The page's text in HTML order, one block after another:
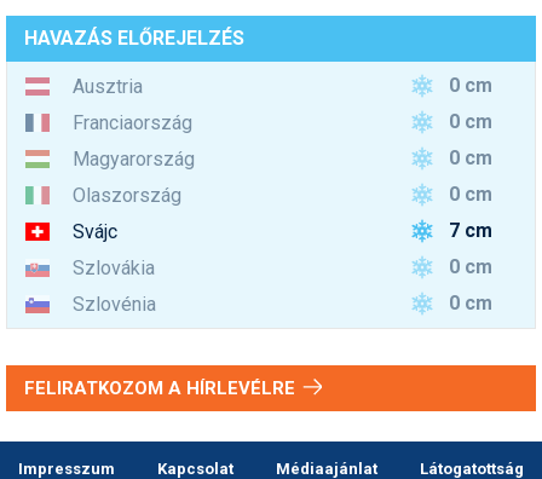
HAVAZÁS ELŐREJELZÉS
Ausztria
0 cm
Franciaország
0 cm
Magyarország
0 cm
Olaszország
0 cm
Svájc
7 cm
Szlovákia
0 cm
Szlovénia
0 cm
FELIRATKOZOM A HÍRLEVÉLRE
Impresszum Kapcsolat Médiaajánlat
Látogatottság